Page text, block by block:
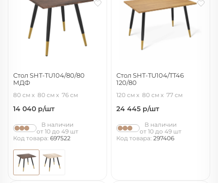
Стол SHT-TU104/80/80
МДФ
80 см 80 см 76 см
14 040 р/шт
В наличии
от 10 до 49 шт
Код товара: 697522
Стол SHT-TU104/TT46
120/80
120 см 80 см 77 см
24 445 р/шт
В наличии
от 10 до 49 шт
Код товара: 297406